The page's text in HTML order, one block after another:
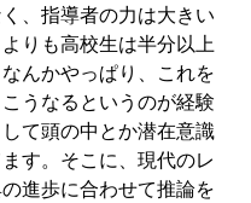
、指導者の力は大きい
りも高校生は半分以上
んかやっぱり、これを
うなるというのが経験
て頭の中とか潜在意識
す。そこに、現代のレ
進歩に合わせて推論を